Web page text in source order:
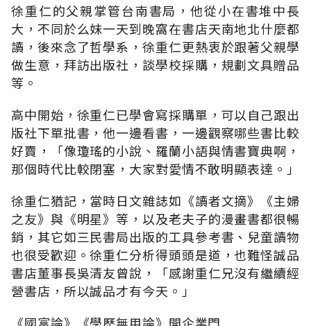
徐重仁的父親掌管台南書局，他從小在書堆中長
大，不同於么妹一天到晚窩在書店天南地北什麼都
讀，後來念了哲學系，徐重仁更熱衷於跟著父親學
做生意，拜訪出版社，談學校採購，規劃文具贈品
等。
高中開始，徐重仁已學會寫採購單，可以自己跟出
版社下單批書，他一邊看書，一邊觀察哪些書比較
好賣，「像瓊瑤的小說、羅蘭小語與情書寶典啊，
那個時代比較閉塞，大家對愛情不敢明顯表達。」
徐重仁猶記，當時日文雜誌如《讀者文摘》《主婦
之友》與《明星》等，以及老夫子的漫畫書都很暢
銷，其它如三民書局出版的工具參考書、兒童讀物
也很受歡迎。徐重仁分析得頭頭是道，也難怪誠品
書店董事長吳清友曾說，「感謝重仁兄沒有繼續經
營書店，所以誠品才有今天。」
《國富論》《學歷無用論》開企業門